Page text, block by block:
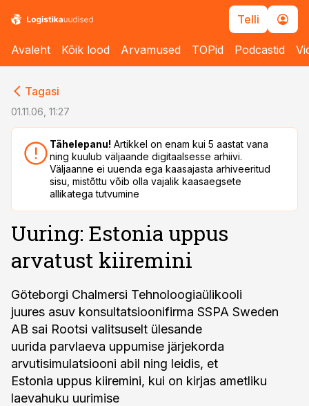
Telli
Avaleht Kõik lood Arvamused TOPid Podcastid
Tagasi
01.11.06, 11:27
Tähelepanu! Artikkel on enam kui 5 aastat vana
ning kuulub väljaande digitaalsesse arhiivi.
Väljaanne ei uuenda ega kaasajasta arhiveeritud
sisu, mistõttu võib olla vajalik kaasaegsete
allikatega tutvumine
Uuring: Estonia uppus
arvatust kiiremini
Göteborgi Chalmersi Tehnoloogiaülikooli
juures asuv konsultatsioonifirma SSPA Sweden
AB sai Rootsi valitsuselt ülesande
uurida parvlaeva uppumise järjekorda
arvutisimulatsiooni abil ning leidis, et
Estonia uppus kiiremini, kui on kirjas ametliku
laevahuku uurimise